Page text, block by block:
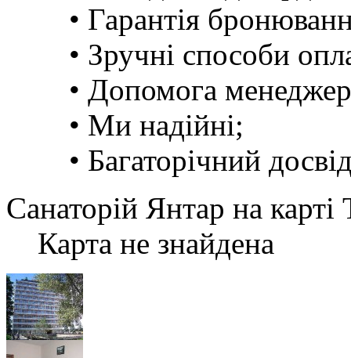
• Гарантія
• Зручні способи
• Допомога
• Ми надійні;
• Багаторічний
Санаторій Янтар на карті
Карта не знайдена